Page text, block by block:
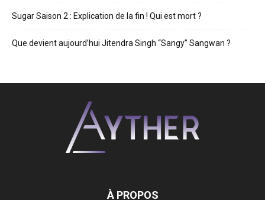
Sugar Saison 2 : Explication de la fin ! Qui est mort ?
Que devient aujourd’hui Jitendra Singh “Sangy” Sangwan ?
À PROPOS